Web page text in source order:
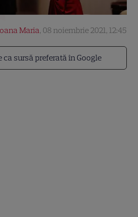
ca sursă preferată în Google
Maria, 08 noiembrie 2021, 12:45